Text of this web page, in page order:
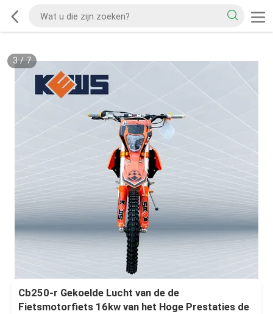
3/7
Cb250-r Gekoelde Lucht van de de
Fietsmotorfiets 16kw van het Hoge Prestaties de